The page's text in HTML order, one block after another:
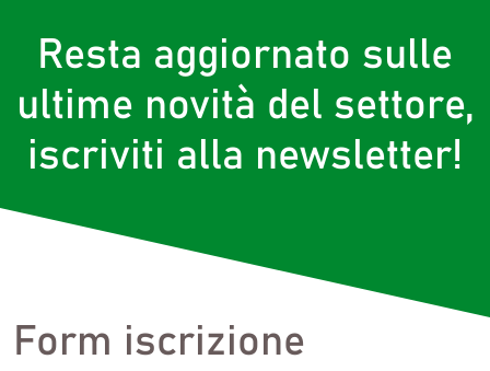
Resta aggiornato sulle
ultime novità del settore,
iscriviti alla newsletter!
Form iscrizione